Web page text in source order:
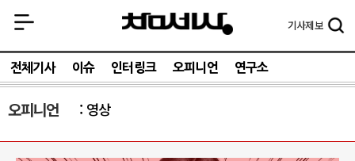
기사제보
전체기사 이슈 인터링크 오피니언 연구소
오피니언 영상